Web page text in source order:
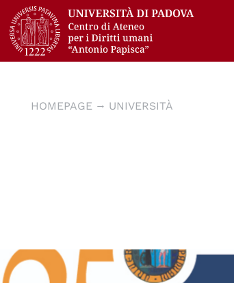
HOMEPAGE UNIVERSITÀ
Diritti Umani - Università di Padova